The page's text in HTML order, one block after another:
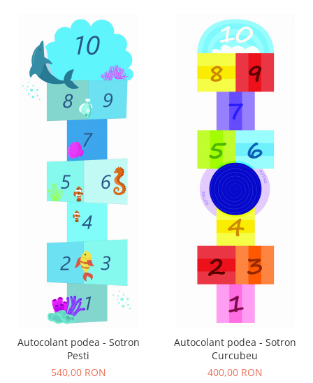
Autocolant podea - Sotron
Pesti
540,00 RON
Autocolant podea - Sotron
Curcubeu
400,00 RON